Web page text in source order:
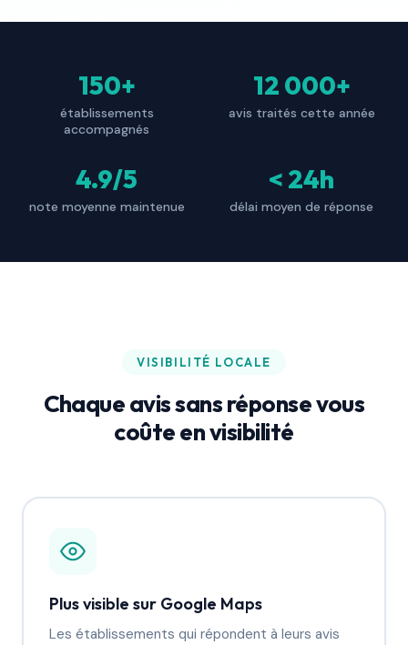
150+
établissements
accompagnés
12 000+
avis traités cette année
4.9/5
note moyenne maintenue
< 24h
délai moyen de réponse
VISIBILITÉ LOCALE
Chaque avis sans réponse vous
coûte en visibilité
Plus visible sur Google Maps
Les établissements qui répondent à leurs avis